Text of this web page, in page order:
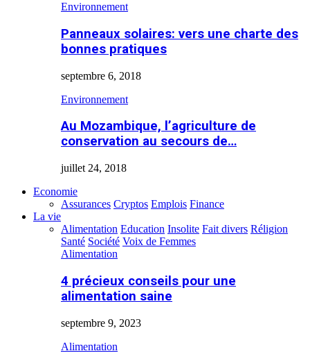
Environnement
Panneaux solaires: vers une charte des
bonnes pratiques
septembre 6, 2018
Environnement
Au Mozambique, l’agriculture de
conservation au secours de…
juillet 24, 2018
Economie
Assurances Cryptos Emplois Finance
La vie
Alimentation Education Insolite Fait divers Réligion
Santé Société Voix de Femmes
Alimentation
4 précieux conseils pour une
alimentation saine
septembre 9, 2023
Alimentation